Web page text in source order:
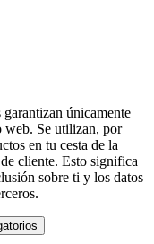
garantizan únicamente
web. Se utilizan, por
en tu cesta de la
cliente. Esto significa
sobre ti y los datos